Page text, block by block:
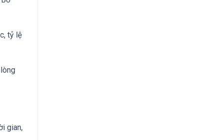
tỷ lệ
gian,